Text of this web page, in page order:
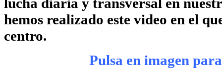
hemos realizado este video en el
centro.
Pulsa en imagen